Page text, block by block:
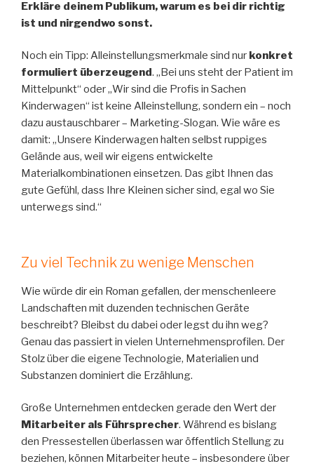
Erkläre deinem Publikum, warum es bei dir richtig
ist und nirgendwo sonst.
Noch ein Tipp: Alleinstellungsmerkmale sind nur konkret
formuliert überzeugend. „Bei uns steht der Patient im
Mittelpunkt“ oder „Wir sind die Profis in Sachen
Kinderwagen“ ist keine Alleinstellung, sondern ein – noch
dazu austauschbarer – Marketing-Slogan. Wie wäre es
damit: „Unsere Kinderwagen halten selbst ruppiges
Gelände aus, weil wir eigens entwickelte
Materialkombinationen einsetzen. Das gibt Ihnen das
gute Gefühl, dass Ihre Kleinen sicher sind, egal wo Sie
unterwegs sind.“
Zu viel Technik zu wenige Menschen
Wie würde dir ein Roman gefallen, der menschenleere
Landschaften mit duzenden technischen Geräte
beschreibt? Bleibst du dabei oder legst du ihn weg?
Genau das passiert in vielen Unternehmensprofilen. Der
Stolz über die eigene Technologie, Materialien und
Substanzen dominiert die Erzählung.
Große Unternehmen entdecken gerade den Wert der
Mitarbeiter als Führsprecher. Während es bislang
den Pressestellen überlassen war öffentlich Stellung zu
beziehen, können Mitarbeiter heute – insbesondere über